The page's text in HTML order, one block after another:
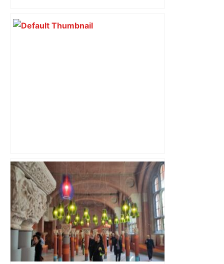
"Le fantôme de mon père bloquait les
lieux" : cette médium immobilier fait
vendre les maisons oubliées –
ladepeche.fr